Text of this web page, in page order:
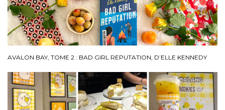
AVALON BAY, TOME 2 : BAD GIRL REPUTATION, D’ELLE KENNEDY